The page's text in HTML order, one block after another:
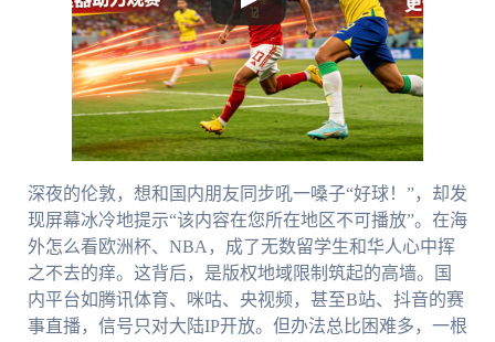
深夜的伦敦，想和国内朋友同步吼一嗓子“好球！”，却发
现屏幕冰冷地提示“该内容在您所在地区不可播放”。在海
外怎么看欧洲杯、NBA，成了无数留学生和华人心中挥
之不去的痒。这背后，是版权地域限制筑起的高墙。国
内平台如腾讯体育、咪咕、央视频，甚至B站、抖音的赛
事直播，信号只对大陆IP开放。但办法总比困难多，一根